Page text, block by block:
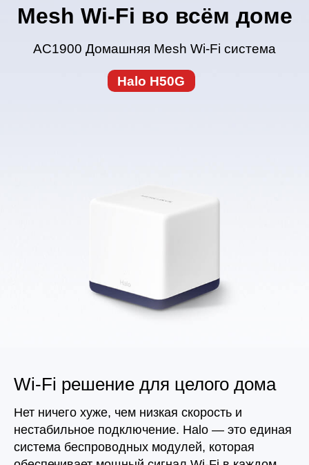
Mesh Wi‑Fi во всём доме
AC1900 Домашняя Mesh Wi‑Fi система
Halo H50G
Wi‑Fi решение для целого дома
Нет ничего хуже, чем низкая скорость и
нестабильное подключение. Halo — это единая
система беспроводных модулей, которая